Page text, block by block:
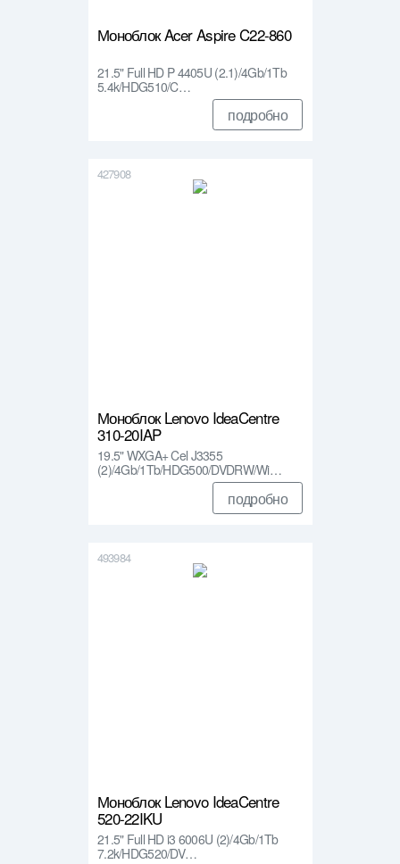
Моноблок Acer Aspire C22-860
21.5" Full HD P 4405U (2.1)/4Gb/1Tb
5.4k/HDG510/C…
подробно
427908
Моноблок Lenovo IdeaCentre
310-20IAP
19.5" WXGA+ Cel J3355
(2)/4Gb/1Tb/HDG500/DVDRW/Wi…
подробно
493984
Моноблок Lenovo IdeaCentre
520-22IKU
21.5" Full HD i3 6006U (2)/4Gb/1Tb
7.2k/HDG520/DV…